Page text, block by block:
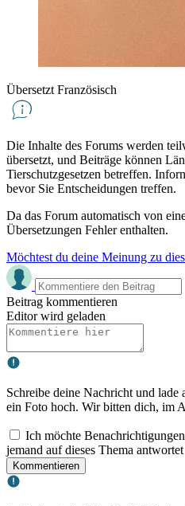
Übersetzt Französisch
Die Inhalte des Forums werden
übersetzt, und Beiträge können
Tierschutzgesetzen betreffen.
bevor Sie Entscheidungen treffen.
Da das Forum automatisch von
Übersetzungen Fehler enthalten.
Möchtest du deine Meinung zu
Beitrag kommentieren
Editor wird geladen
Schreibe deine Nachricht und lade
ein Foto hoch. Wir bitten dich, im
Ich möchte
jemand auf dieses Thema antwortet
Kommentieren